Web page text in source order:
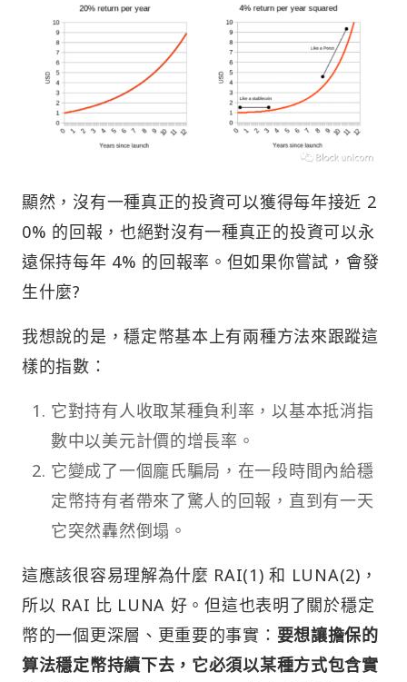
顯然，沒有一種真正的投資可以獲得每年接近 2
0% 的回報，也絕對沒有一種真正的投資可以永
遠保持每年 4% 的回報率。但如果你嘗試，會發
生什麼?
我想說的是，穩定幣基本上有兩種方法來跟蹤這
樣的指數：
它對持有人收取某種負利率，以基本抵消指
數中以美元計價的增長率。
它變成了一個龐氏騙局，在一段時間內給穩
定幣持有者帶來了驚人的回報，直到有一天
它突然轟然倒塌。
這應該很容易理解為什麼 RAI(1) 和 LUNA(2)，
所以 RAI 比 LUNA 好。但這也表明了關於穩定
幣的一個更深層、更重要的事實： 要想讓擔保的
算法穩定幣持續下去，它必須以某種方式包含實